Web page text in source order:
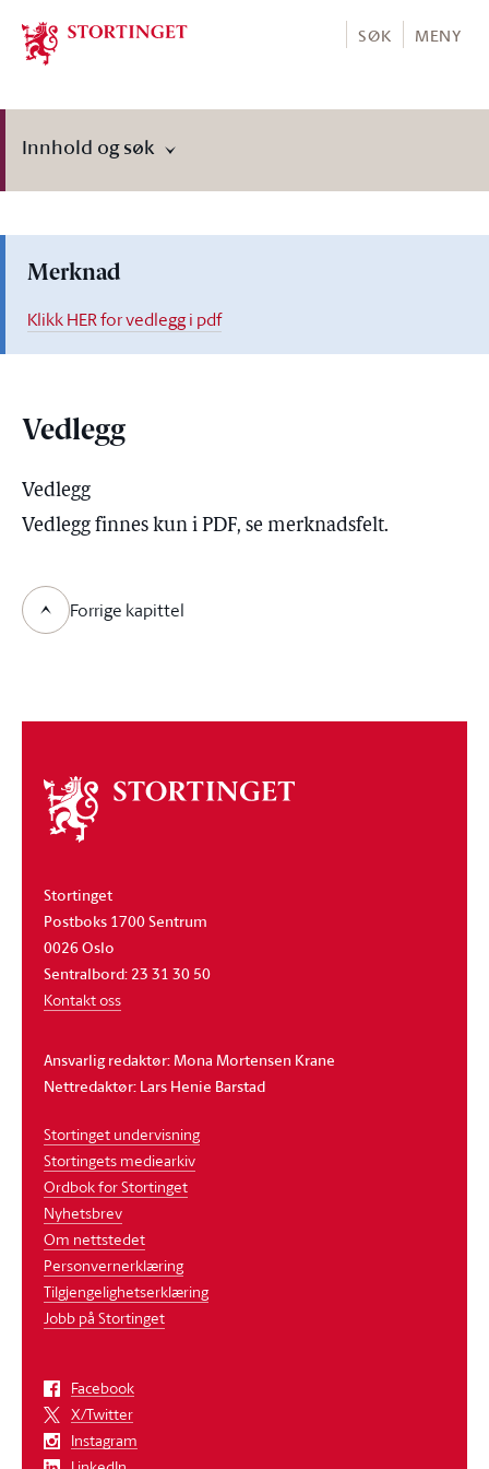
Stortinget.no
SØK MENY
Innhold og søk
Merknad
Klikk HER for vedlegg i pdf
Vedlegg
Vedlegg
Vedlegg finnes kun i PDF, se merknadsfelt.
Forrige kapittel
Om
stortinget
Stortinget
Postboks 1700 Sentrum
0026 Oslo
Sentralbord: 23 31 30 50
Kontakt oss
Ansvarlig redaktør: Mona Mortensen Krane
Nettredaktør: Lars Henie Barstad
Stortinget undervisning
Stortingets mediearkiv
Ordbok for Stortinget
Nyhetsbrev
Om nettstedet
Personvernerklæring
Tilgjengelighetserklæring
Jobb på Stortinget
Facebook
X/Twitter
Instagram